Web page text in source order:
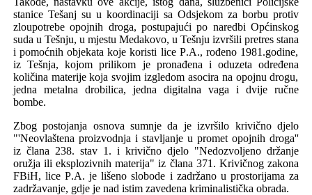
stanice Tešanj su u koordinaciji saOdsjekom za borbu protiv
zloupotrebe opojnih droga, postupajući po naredbi Općinskog
suda u Tešnju, u mjestu Medakovo, u Tešnjuizvršili pretres stana
i pomoćnih objekata koje koristi lice P.A., rođeno 1981 .godine,
iz Tešnja, kojom prilikom je pronađena i oduzeta određena
količina materije koja svojim izgledom asocira na opojnu drogu,
jedna metalna drobilica, jedna digitalna vaga i dvije ručne
bombe.
Zbog postojanja osnova sumnje da je izvršilo krivično djelo
"'Neovlaštena proizvodnja i stavljanje u promet opojnih droga''
iz člana 238. stav 1.i krivično djelo "Nedozvoljeno držanje
oružja ili eksplozivnih materija" iz člana 371.Krivičnog zakona
FBiH, liceP.A. je lišeno slobode i zadržano u prostorijama za
zadržavanje, gdje je nad istim zavedena kriminalistička obrada.